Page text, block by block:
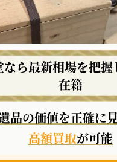
なら最新相場を把
在籍
品の価値を正確に見
高額買取が可能